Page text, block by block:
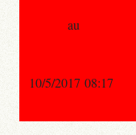
au
10/5/2017 08:17